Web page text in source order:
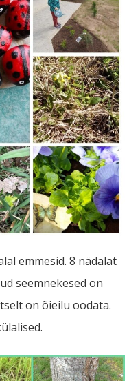
emmesid. 8 nädalat
seemnekesed on
on õieilu oodata.